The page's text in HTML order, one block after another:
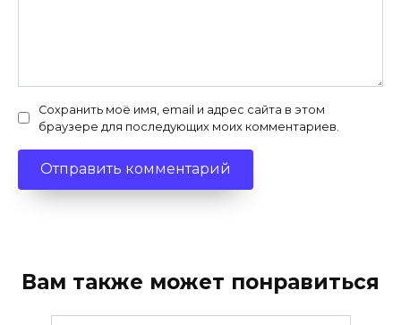
Сохранить моё имя, email и адрес сайта в этом
браузере для последующих моих комментариев.
Вам также может понравиться